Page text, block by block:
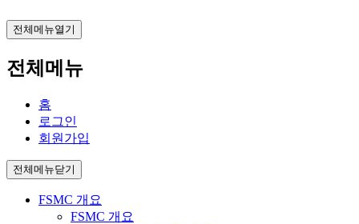
전체메뉴열기
전체메뉴
홈
로그인
회원가입
전체메뉴닫기
FSMC 개요
FSMC 개요